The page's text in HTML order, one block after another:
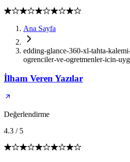
Ana Sayfa
edding-glance-360-xl-tahta-
ogrenciler-ve-ogretmenler-icin-
İlham Veren Yazılar
Değerlendirme
4.3 / 5